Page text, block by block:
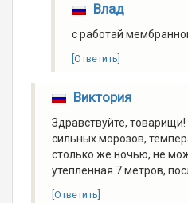
Влад
с работай
[Ответить]
Виктория
Здравствуйте,
сильных морозов,
столько же ночью, не
утепленная 7 метров,
[Ответить]